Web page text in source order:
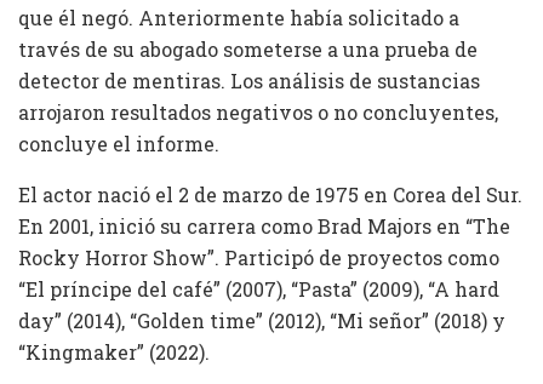
que él negó. Anteriormente había solicitado a
través de su abogado someterse a una prueba de
detector de mentiras. Los análisis de sustancias
arrojaron resultados negativos o no concluyentes,
concluye el informe.
El actor nació el 2 de marzo de 1975 en Corea del Sur.
En 2001, inició su carrera como Brad Majors en “The
Rocky Horror Show”. Participó de proyectos como
“El príncipe del café” (2007), “Pasta” (2009), “A hard
day” (2014), “Golden time” (2012), “Mi señor” (2018) y
“Kingmaker” (2022).